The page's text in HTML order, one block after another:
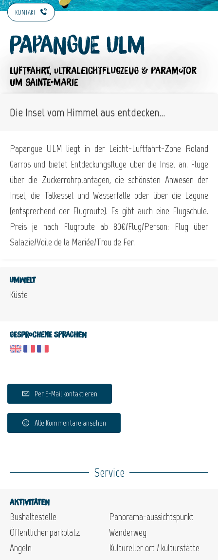
KONTAKT
Papangue Ulm
LUFTFAHRT, ULTRALEICHTFLUGZEUG & PARAMOTOR
UM SAINTE-MARIE
Die Insel vom Himmel aus entdecken...
Papangue ULM liegt in der Leicht-Luftfahrt-Zone Roland
Garros und bietet Entdeckungsflüge über die Insel an. Flüge
über die Zuckerrohrplantagen, die schönsten Anwesen der
Insel, die Talkessel und Wasserfälle oder über die Lagune
(entsprechend der Flugroute). Es gibt auch eine Flugschule.
Preis je nach Flugroute ab 80€/Flug/Person: Flug über
Salazie/Voile de la Mariée/Trou de Fer.
Umwelt
Küste
Gesprochene Sprachen
Per E-Mail kontaktieren
Alle Kommentare ansehen
Service
Aktivitäten
Bushaltestelle
Öffentlicher parkplatz
Angeln
Panorama-aussichtspunkt
Wanderweg
Kultureller ort / kulturstätte